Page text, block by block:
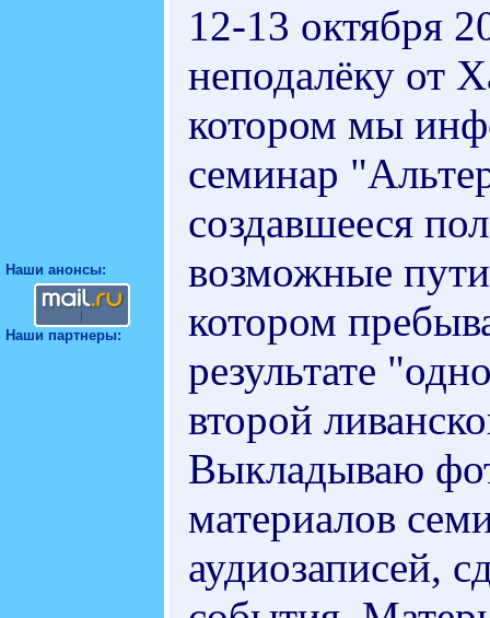
Наши анонсы:
Наши партнеры:
12-13 октября
неподалёку от
котором мы
семинар
создавшееся
возможные
котором
результате
второй
Выкладываю
материалов
аудиозаписей,